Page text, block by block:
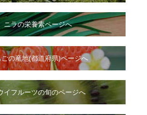
ニラの栄養素ページへ
ごの産地(都道府県)ページへ
イフルーツの旬のページへ